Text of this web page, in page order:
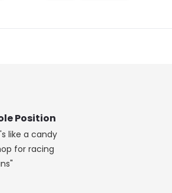
Position
like a candy
for racing